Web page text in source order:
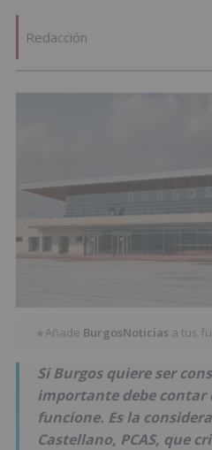
Redacción
★Añade BurgosNoticias a tus
Si Burgos quiere ser
importante debe contar
funcione. Es la
Castellano, PCAS, que